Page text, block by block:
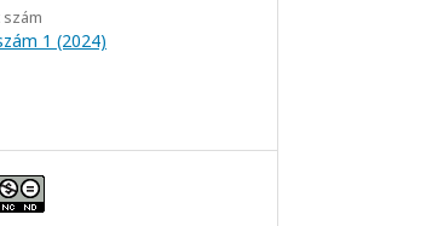
1 (2024)